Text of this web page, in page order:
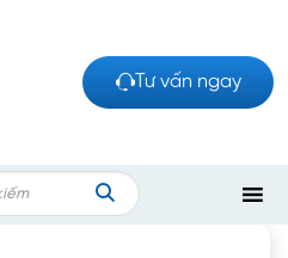
Tư vấn ngay